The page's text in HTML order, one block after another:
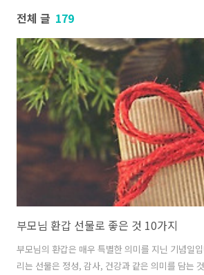
전체 글 179
부모님 환갑 선물로 좋은 것 10가지
부모님의 환갑은 매우 특별한 의미를 지닌 기념일
리는 선물은 정성, 감사, 건강과 같은 의미를 담는